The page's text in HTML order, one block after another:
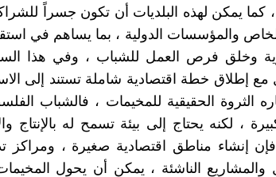
، كما يمكن لهذه البلديات أن تكون جسراً
والمؤسسات الدولية ، بما يساهم في
وخلق فرص العمل للشباب ، وفي هذا
مع إطلاق خطة اقتصادية شاملة تستند إلى
الثروة الحقيقية للمخيمات ، فالشباب
، لكنه يحتاج إلى بيئة تسمح له بالإنتاج
إنشاء مناطق اقتصادية صغيرة ، ومراكز
الناشئة ، يمكن أن يحول